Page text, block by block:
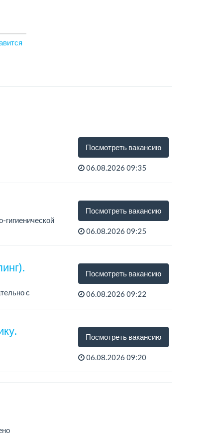
Посмотреть вакансию
06.08.2026 09:35
гигиенической
Посмотреть вакансию
06.08.2026 09:25
с
Посмотреть вакансию
06.08.2026 09:22
Посмотреть вакансию
06.08.2026 09:20